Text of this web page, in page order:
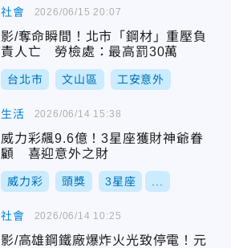
社會
影/奪命瞬間！北市「鋼材」重壓負
責人亡 勞檢處：最高罰30萬
台北市 文山區 工安意外
2026/06/15 20:07
生活
威力彩飆9.6億！3星座獲財神爺眷
顧 喜迎意外之財
威力彩 頭獎 3星座
2026/06/14 15:38
社會
影/高雄鋼鐵廠爆炸火光致停電！元
2026/06/14 10:25